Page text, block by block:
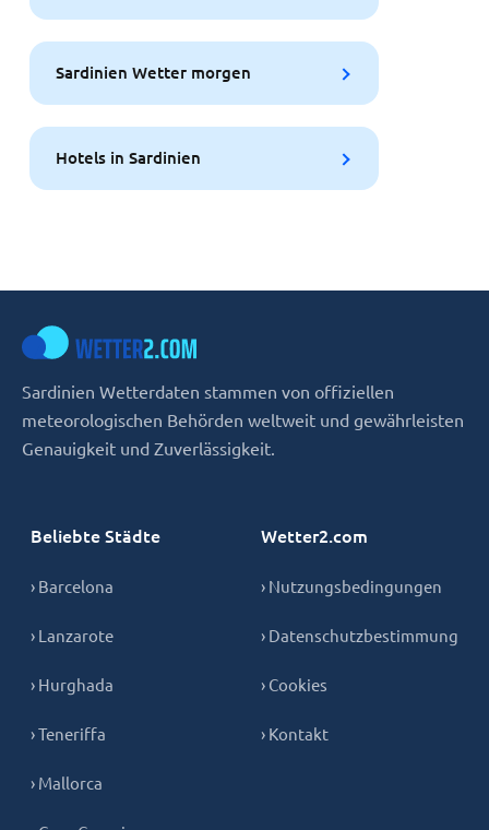
Sardinien Wetter morgen
Hotels in Sardinien
Sardinien Wetterdaten stammen von offiziellen
meteorologischen Behörden weltweit und gewährleisten
Genauigkeit und Zuverlässigkeit.
Beliebte Städte
› Barcelona
› Lanzarote
› Hurghada
› Teneriffa
› Mallorca
Wetter2.com
› Nutzungsbedingungen
› Datenschutzbestimmung
› Cookies
› Kontakt